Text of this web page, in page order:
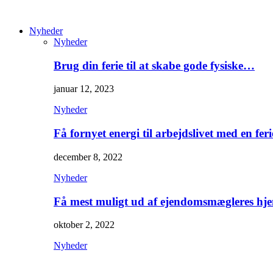
Nyheder
Nyheder
Brug din ferie til at skabe gode fysiske…
januar 12, 2023
Nyheder
Få fornyet energi til arbejdslivet med en
december 8, 2022
Nyheder
Få mest muligt ud af ejendomsmægleres
oktober 2, 2022
Nyheder